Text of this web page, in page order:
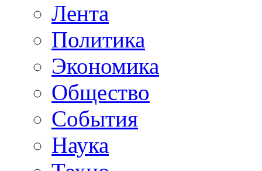
Лента
Политика
Экономика
Общество
События
Наука